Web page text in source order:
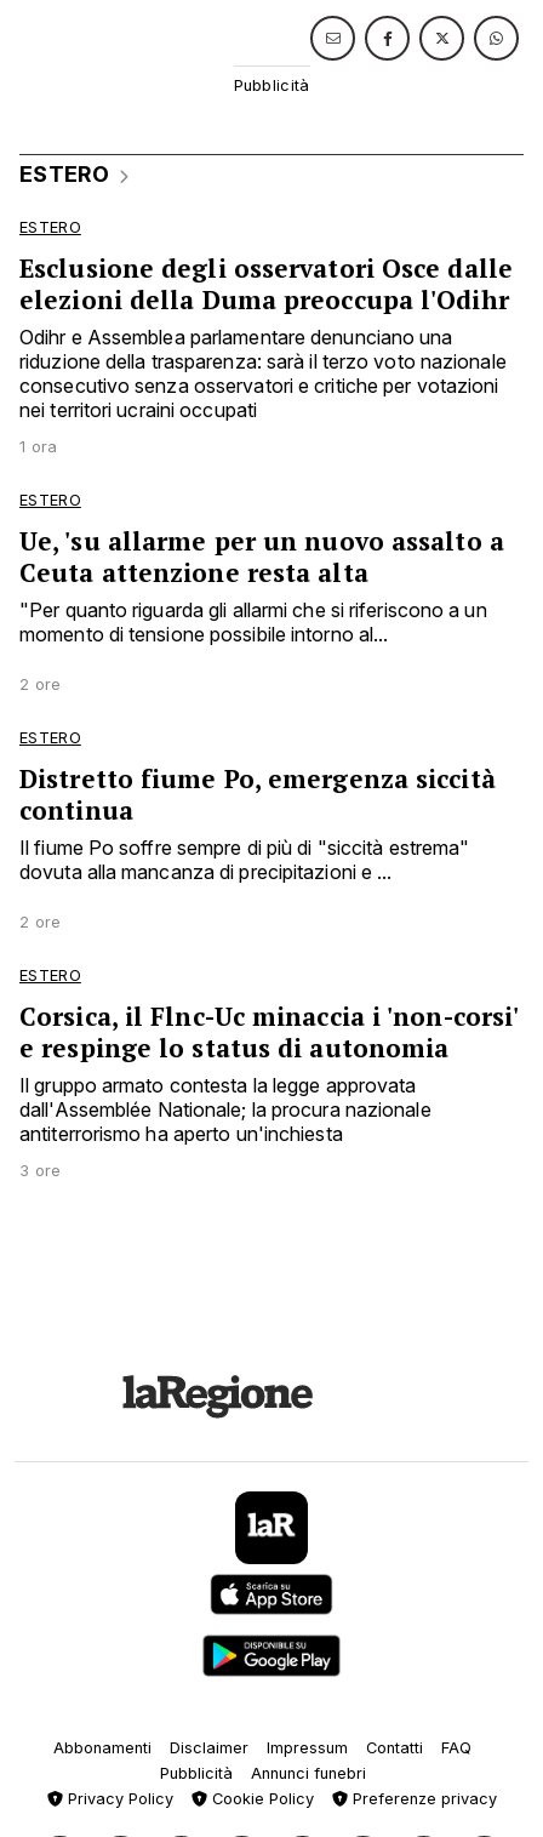
ESTERO
ESTERO
Esclusione degli osservatori Osce dalle
elezioni della Duma preoccupa l'Odihr
Odihr e Assemblea parlamentare denunciano una
riduzione della trasparenza: sarà il terzo voto nazionale
consecutivo senza osservatori e critiche per votazioni
nei territori ucraini occupati
1 ora
ESTERO
Ue, 'su allarme per un nuovo assalto a
Ceuta attenzione resta alta
"Per quanto riguarda gli allarmi che si riferiscono a un
momento di tensione possibile intorno al...
2 ore
ESTERO
Distretto fiume Po, emergenza siccità
continua
Il fiume Po soffre sempre di più di "siccità estrema"
dovuta alla mancanza di precipitazioni e ...
2 ore
ESTERO
Corsica, il Flnc-Uc minaccia i 'non-corsi'
e respinge lo status di autonomia
Il gruppo armato contesta la legge approvata
dall'Assemblée Nationale; la procura nazionale
antiterrorismo ha aperto un'inchiesta
3 ore
Abbonamenti Disclaimer Impressum Contatti
FAQ
Pubblicità
Annunci funebri
Privacy Policy
Cookie Policy Preferenze privacy